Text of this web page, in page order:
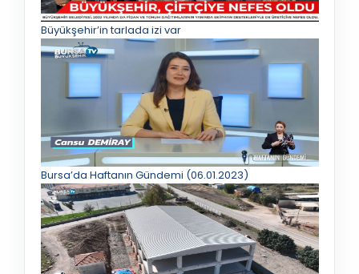
Büyükşehir’in tarlada izi var
Bursa’da Haftanın Gündemi (06.01.2023)